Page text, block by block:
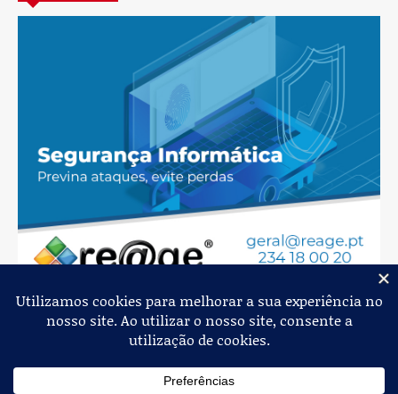
Jornal de Albergaria,2026© Todos os Direitos Reservados
Estatuto Editorial